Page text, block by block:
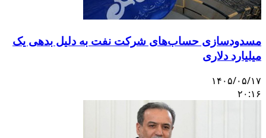
مسدودسازی حساب‌های شرکت نفت به دلیل بدهی یک
میلیارد دلاری
۱۴۰۵/۰۵/۱۷
۲۰:۱۶